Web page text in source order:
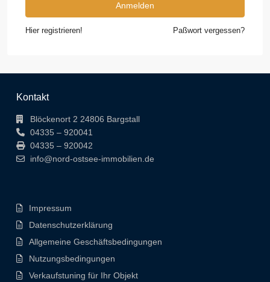
Anmelden
Hier registrieren! Paßwort vergessen?
Kontakt
Blöckenort 2 24806 Bargstall
04335 – 920041
04335 – 920042
info@nord-ostsee-immobilien.de
Impressum
Datenschutzerklärung
Allgemeine Geschäftsbedingungen
Nutzungsbedingungen
Verkaufstuning für Ihr Objekt